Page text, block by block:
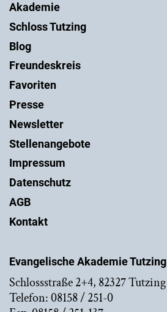
Evangelische Akademie Tutzing
Schlossstraße 2+4, 82327 Tutzing
Telefon: 08158 / 251-0
Akademie
Schloss Tutzing
Blog
Freundeskreis
Favoriten
Presse
Newsletter
Stellenangebote
Impressum
Datenschutz
AGB
Kontakt